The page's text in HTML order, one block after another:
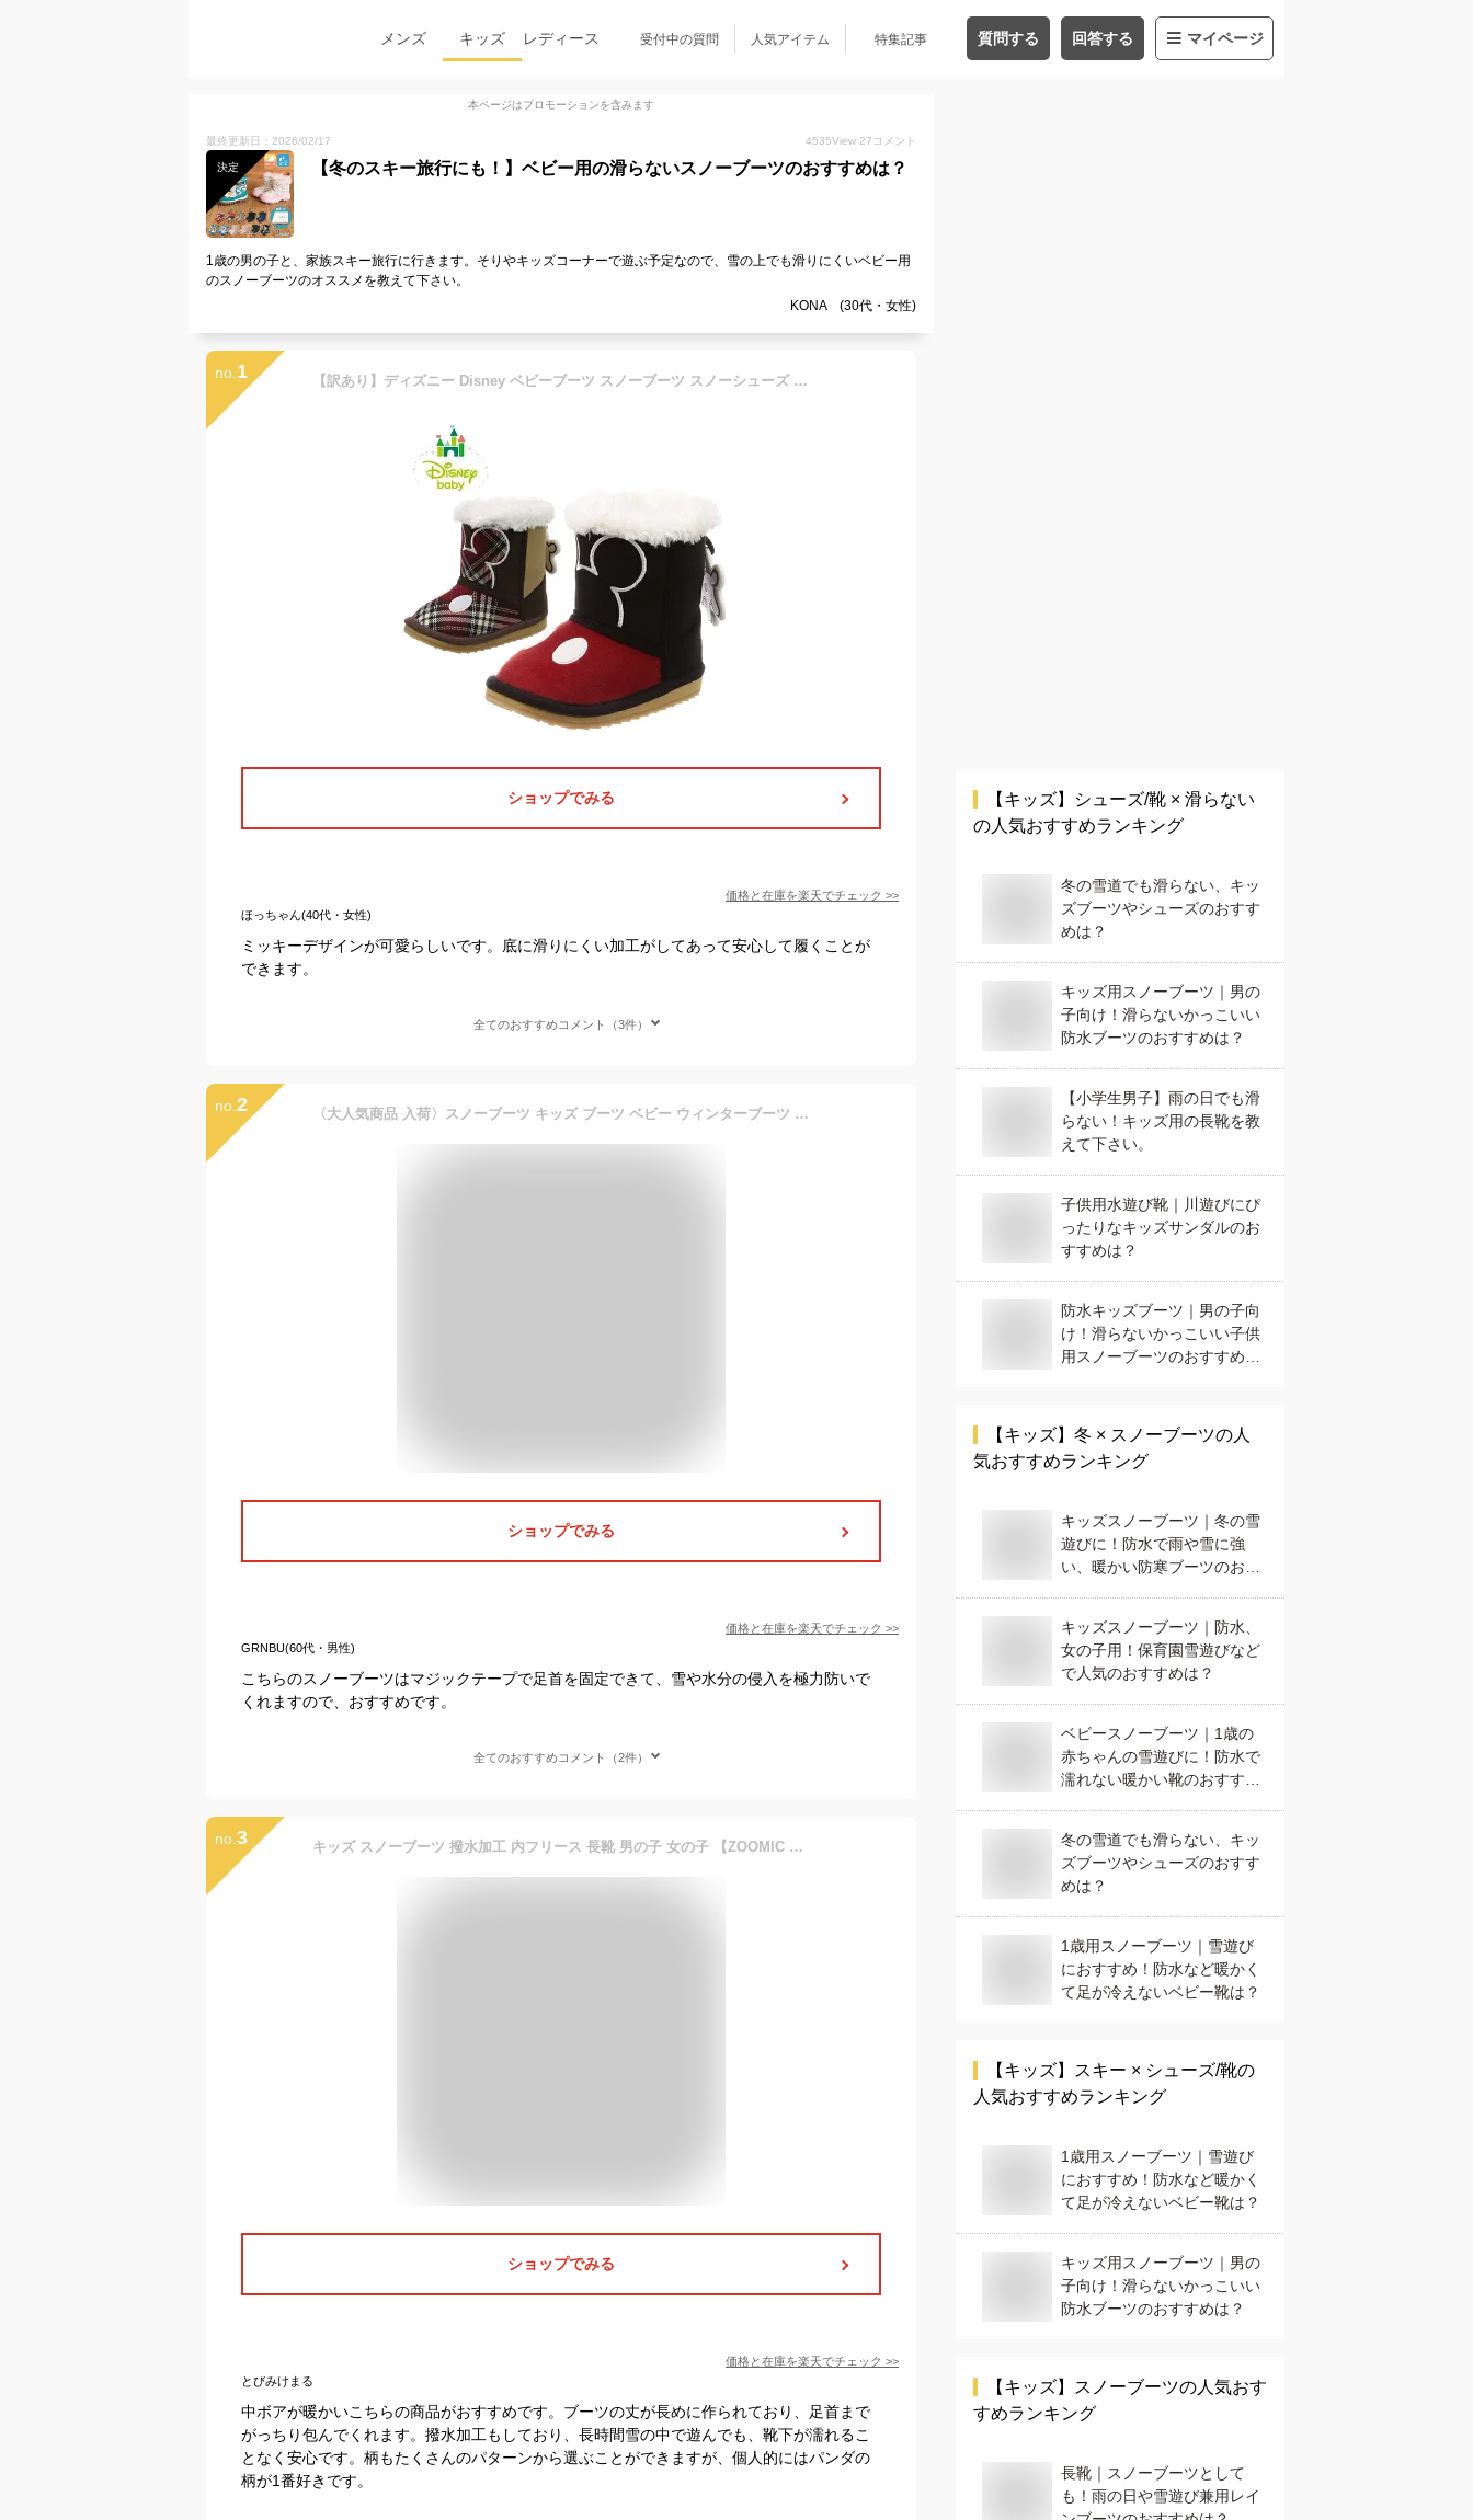
メンズ キッズ レディース 受付中の質問 人気アイテム 特集記事 質問する 回答する マイページ
本ページはプロモーションを含みます
最終更新日：2026/02/17 4535View 27 コメント
決定 【冬のスキー旅行にも！】ベビー用の滑らないスノーブーツのおすすめは？
1歳の男の子と、家族スキー旅行に行きます。そりやキッズコーナーで遊ぶ予定なので、雪の上でも滑りにくいベビー用
のスノーブーツのオススメを教えて下さい。
KONA (30代・女性)
no. 1 【訳あり】ディズニー Disney ベビーブーツ スノーブーツ スノーシューズ ウインターシューズ ウインターブーツ 女の子 男の子 軽量 子供靴 冬靴 秋靴 撥水 ボア Daimatu Disney DS7178 あす楽対応_北海道 BOS
ショップでみる
価格と在庫を楽天でチェック >>
ほっちゃん(40代・女性)
ミッキーデザインが可愛らしいです。底に滑りにくい加工がしてあって安心して履くことが
できます。
全てのおすすめコメント（3件）
no. 2 〈大人気商品 入荷〉スノーブーツ キッズ ブーツ ベビー ウィンターブーツ 冬用 アウトドア スノー シューズ
ショップでみる
価格と在庫を楽天でチェック >>
GRNBU(60代・男性)
こちらのスノーブーツはマジックテープで足首を固定できて、雪や水分の侵入を極力防いで
くれますので、おすすめです。
全てのおすすめコメント（2件）
no. 3 キッズ スノーブーツ 撥水加工 内フリース 長靴 男の子 女の子 【ZOOMIC UZULAND GrinLab】 ベビー スノーシューズ 滑り止め レインブーツ アニマル 動物 くま パンダ 花柄 チェック 無地 12 13 14 15 16 雪除け 防寒 保温 通園 通学 雪遊び 外遊び アウトドア
ショップでみる
価格と在庫を楽天でチェック >>
とびみけまる
中ボアが暖かいこちらの商品がおすすめです。ブーツの丈が長めに作られており、足首まで
がっちり包んでくれます。撥水加工もしており、長時間雪の中で遊んでも、靴下が濡れるこ
となく安心です。柄もたくさんのパターンから選ぶことができますが、個人的にはパンダの
柄が1番好きです。
【キッズ】
シューズ/靴 × 滑らない
の人気おすすめランキング
冬の雪道でも滑らない、キッ
ズブーツやシューズのおすす
めは？
キッズ用スノーブーツ｜男の
子向け！滑らないかっこいい
防水ブーツのおすすめは？
【小学生男子】雨の日でも滑
らない！キッズ用の長靴を教
えて下さい。
子供用水遊び靴｜川遊びにぴ
ったりなキッズサンダルのお
すすめは？
防水キッズブーツ｜男の子向
け！滑らないかっこいい子供
用スノーブーツのおすすめ
【キッズ】 冬 × スノーブーツの人
気おすすめランキング
キッズスノーブーツ｜冬の雪
遊びに！防水で雨や雪に強
い、暖かい防寒ブーツのおす
キッズスノーブーツ｜防水、
女の子用！保育園雪遊びなど
で人気のおすすめは？
ベビースノーブーツ｜1歳の
赤ちゃんの雪遊びに！防水で
濡れない暖かい靴のおすすめ
冬の雪道でも滑らない、キッ
ズブーツやシューズのおすす
めは？
1歳用スノーブーツ｜雪遊び
におすすめ！防水など暖かく
て足が冷えないベビー靴は？
【キッズ】 スキー × シューズ/靴の
人気おすすめランキング
1歳用スノーブーツ｜雪遊び
におすすめ！防水など暖かく
て足が冷えないベビー靴は？
キッズ用スノーブーツ｜男の
子向け！滑らないかっこいい
防水ブーツのおすすめは？
【キッズ】 スノーブーツの人気おす
すめランキング
長靴｜スノーブーツとして
も！雨の日や雪遊び兼用レイ